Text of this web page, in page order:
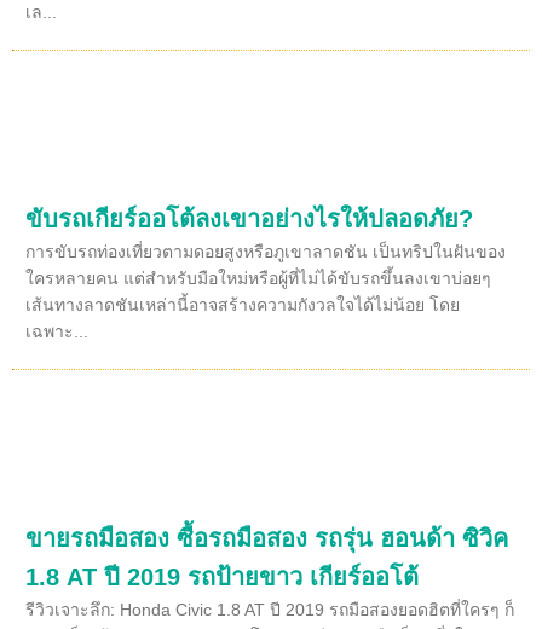
เล...
ขับรถเกียร์ออโต้ลงเขาอย่างไรให้ปลอดภัย?
การขับรถท่องเที่ยวตามดอยสูงหรือภูเขาลาดชัน เป็นทริปในฝันของ
ใครหลายคน แต่สำหรับมือใหม่หรือผู้ที่ไม่ได้ขับรถขึ้นลงเขาบ่อยๆ
เส้นทางลาดชันเหล่านี้อาจสร้างความกังวลใจได้ไม่น้อย โดย
เฉพาะ...
ขายรถมือสอง ซื้อรถมือสอง รถรุ่น ฮอนด้า ซิวิค
1.8 AT ปี 2019 รถป้ายขาว เกียร์ออโต้
รีวิวเจาะลึก: Honda Civic 1.8 AT ปี 2019 รถมือสองยอดฮิตที่ใครๆ ก็